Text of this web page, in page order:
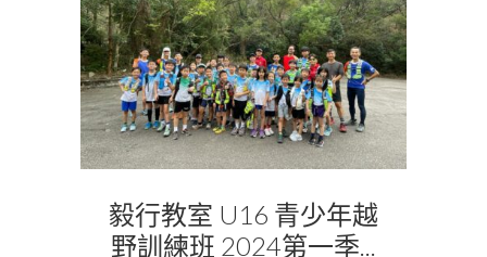
毅行教室 U16 青少年越
野訓練班 2024第一季...